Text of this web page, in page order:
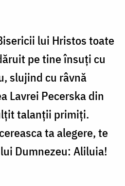
lui Hristos toate
pe tine însuți cu
slujind cu râvnă
Lavrei Pecerska din
talanții primiți.
ta alegere, te
Dumnezeu: Aliluia!